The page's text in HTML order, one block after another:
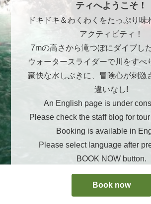
ティへようこそ！
ドキドキ＆わくわくをたっぷり味
アクティビティ！
7mの高さから滝つぼにダイブし
ウォータースライダーで川をすべ
豪快な水しぶきに、冒険心が刺激
違いなし!
An English page is under
Please check the staff blog for
Booking is available in
Please select language after
BOOK NOW button.
Book now